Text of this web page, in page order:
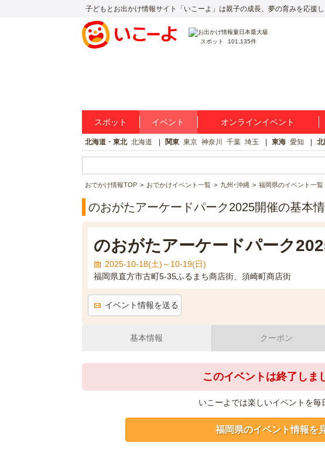
子どもとお出かけ情報サイト「いこーよ」は親子の成長、夢の育みを応援し
スポット 101,135件
スポット イベント オンラインイベント
北海道・東北 北海道 関東 東京 神奈川 千葉 埼玉 東海 愛知
おでかけ情報TOP おでかけイベント一覧 九州･沖縄 福岡県のイベント一覧
のおがたアーケードパーク2025開催の基本
のおがたアーケードパーク
2025-10-18(土)～10-19(日)
福岡県直方市古町5-35ふるまち商店街、須崎町商店街
イベント情報を送る
基本情報 クーポン
このイベントは終了しま
いこーよでは楽しいイベントを毎
福岡県のイベント情報を